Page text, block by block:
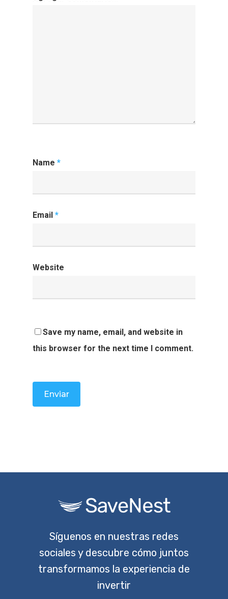
Name *
Email *
Website
Save my name, email, and website in
this browser for the next time I comment.
Síguenos en nuestras redes
sociales y descubre cómo juntos
transformamos la experiencia de
invertir